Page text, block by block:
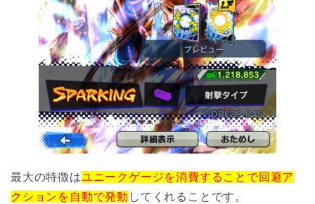
最大の特徴はユニークゲージを消費することで回避ア
クションを自動で発動 してくれることです。